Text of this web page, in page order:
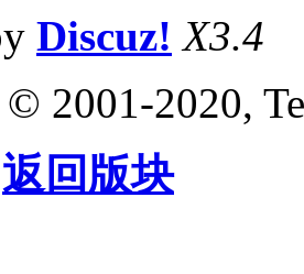
Discuz! X3.4
2001-2020,
返回版块